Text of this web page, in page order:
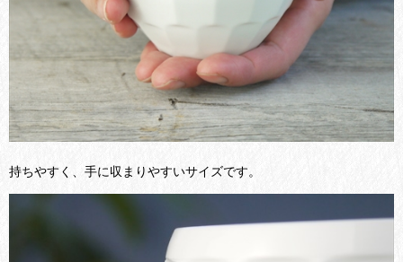
持ちやすく、手に収まりやすいサイズです。